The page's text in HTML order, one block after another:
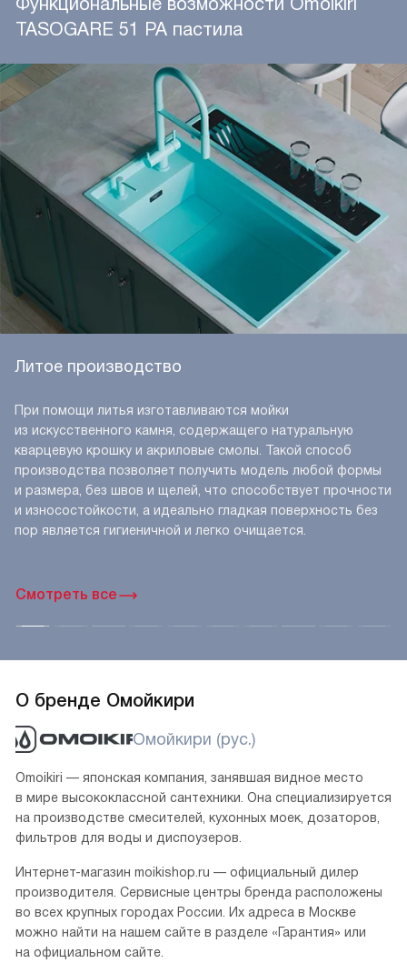
TASOGARE 51 PA пастила
Смотреть все
Литое производство
При помощи литья изготавливаются мойки
из искусственного камня, содержащего натуральную
кварцевую крошку и акриловые смолы. Такой способ
производства позволяет получить модель любой формы
и размера, без швов и щелей, что способствует прочности
и износостойкости, а идеально гладкая поверхность без
пор является гигиеничной и легко очищается.
О бренде Омойкири
Омойкири (рус.)
Omoikiri — японская компания, занявшая видное место
в мире высококлассной сантехники. Она специализируется
на производстве смесителей, кухонных моек, дозаторов,
фильтров для воды и диспоузеров.
Интернет-магазин moikishop.ru — официальный дилер
производителя. Сервисные центры бренда расположены
во всех крупных городах России. Их адреса в Москве
можно найти на нашем сайте в разделе «Гарантия» или
на официальном сайте.